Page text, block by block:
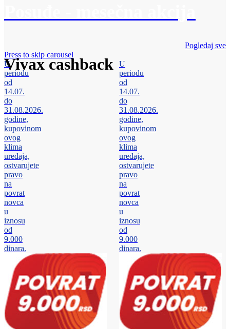
Vivax cashback
Pogledaj sve
Press to skip carousel
U
periodu
od
14.07.
do
31.08.2026.
godine,
kupovinom
ovog
klima
uređaja,
ostvarujete
pravo
na
povrat
novca
u
iznosu
od
9.000
dinara.
U
periodu
od
14.07.
do
31.08.2026.
godine,
kupovinom
ovog
klima
uređaja,
ostvarujete
pravo
na
povrat
novca
u
iznosu
od
9.000
dinara.